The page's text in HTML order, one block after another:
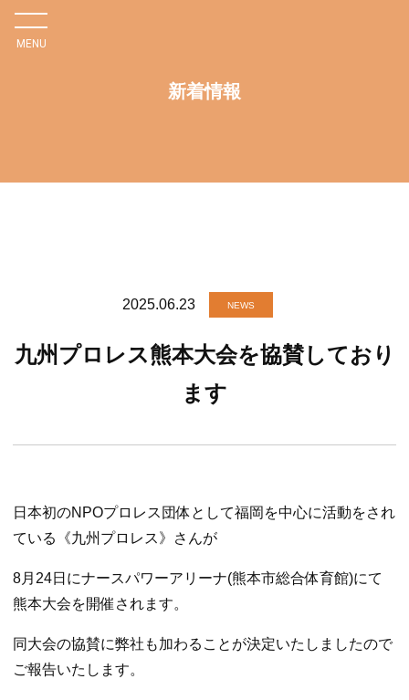
新
星
本
の
新着情報
MENU
2025.06.23 NEWS
九州プロレス熊本大会を協賛しており
ます
日本初のNPOプロレス団体として福岡を中心に活動をされ
ている《九州プロレス》さんが
8月24日にナースパワーアリーナ(熊本市総合体育館)にて
熊本大会を開催されます。
同大会の協賛に弊社も加わることが決定いたしましたので
ご報告いたします。